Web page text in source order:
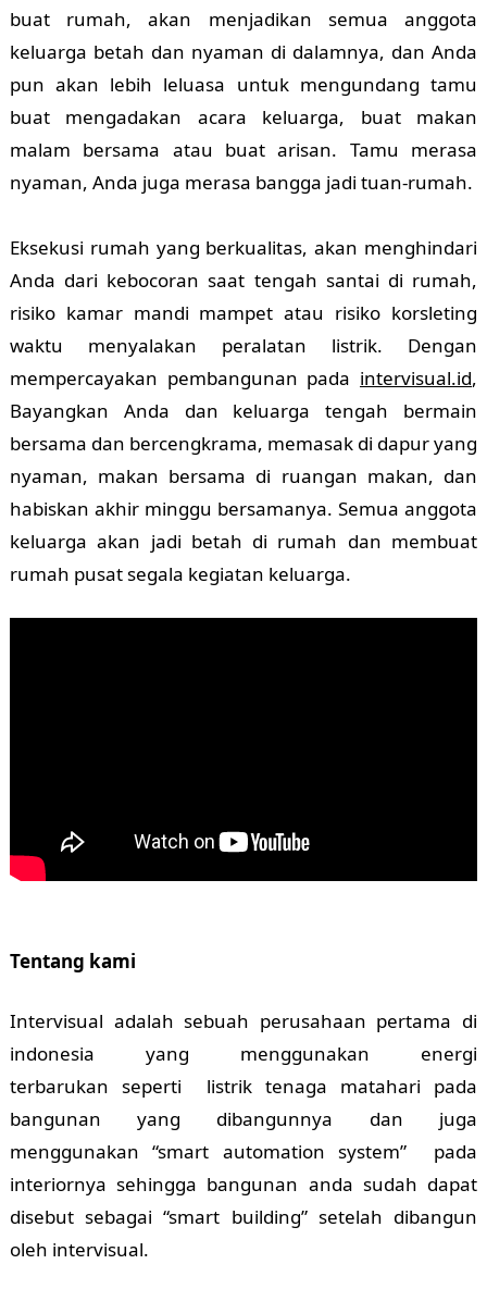
buat rumah, akan menjadikan semua anggota
keluarga betah dan nyaman di dalamnya, dan Anda
pun akan lebih leluasa untuk mengundang tamu
buat mengadakan acara keluarga, buat makan
malam bersama atau buat arisan. Tamu merasa
nyaman, Anda juga merasa bangga jadi tuan-rumah.
Eksekusi rumah yang berkualitas, akan menghindari
Anda dari kebocoran saat tengah santai di rumah,
risiko kamar mandi mampet atau risiko korsleting
waktu menyalakan peralatan listrik. Dengan
mempercayakan pembangunan pada intervisual.id,
Bayangkan Anda dan keluarga tengah bermain
bersama dan bercengkrama, memasak di dapur yang
nyaman, makan bersama di ruangan makan, dan
habiskan akhir minggu bersamanya. Semua anggota
keluarga akan jadi betah di rumah dan membuat
rumah pusat segala kegiatan keluarga.
Tentang kami
Intervisual adalah sebuah perusahaan pertama di
indonesia yang menggunakan energi
terbarukan seperti listrik tenaga matahari pada
bangunan yang dibangunnya dan juga
menggunakan “smart automation system” pada
interiornya sehingga bangunan anda sudah dapat
disebut sebagai “smart building” setelah dibangun
oleh intervisual.